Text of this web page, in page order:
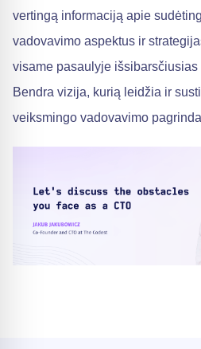
vertingą informaciją apie
vadovavimo aspektus ir
visame pasaulyje
Bendra vizija, kurią leidžia ir
veiksmingo vadovavimo